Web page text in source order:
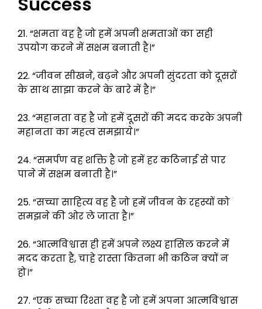
21. “क्षमता वह है जो हमें अपनी क्षमताओं का सही
उपयोग करने में सक्षम बनाती है।”
22. “जीवन सीखने, बढ़ने और अपनी सुंदरता को दूसरों
के साथ साझा करने के बारे में है।”
23. “महानता वह है जो हमें दूसरों की मदद करके अपनी
महानता का महत्व समझाये।”
24. “समर्पण वह शक्ति है जो हमें हर कठिनाई से पार
पाने में सक्षम बनाती है।”
25. “सच्चा साहित्य वह है जो हमें जीवन के रहस्यों को
समझने की ओर ले जाता है।”
26. “आत्मविश्वास ही हमें अपने लक्ष्य हासिल करने में
मदद करता है, चाहे रास्ता कितना भी कठिन क्यों न
हो।”
27. “एक सच्चा रिश्ता वह है जो हमें अपना आत्मविश्वास